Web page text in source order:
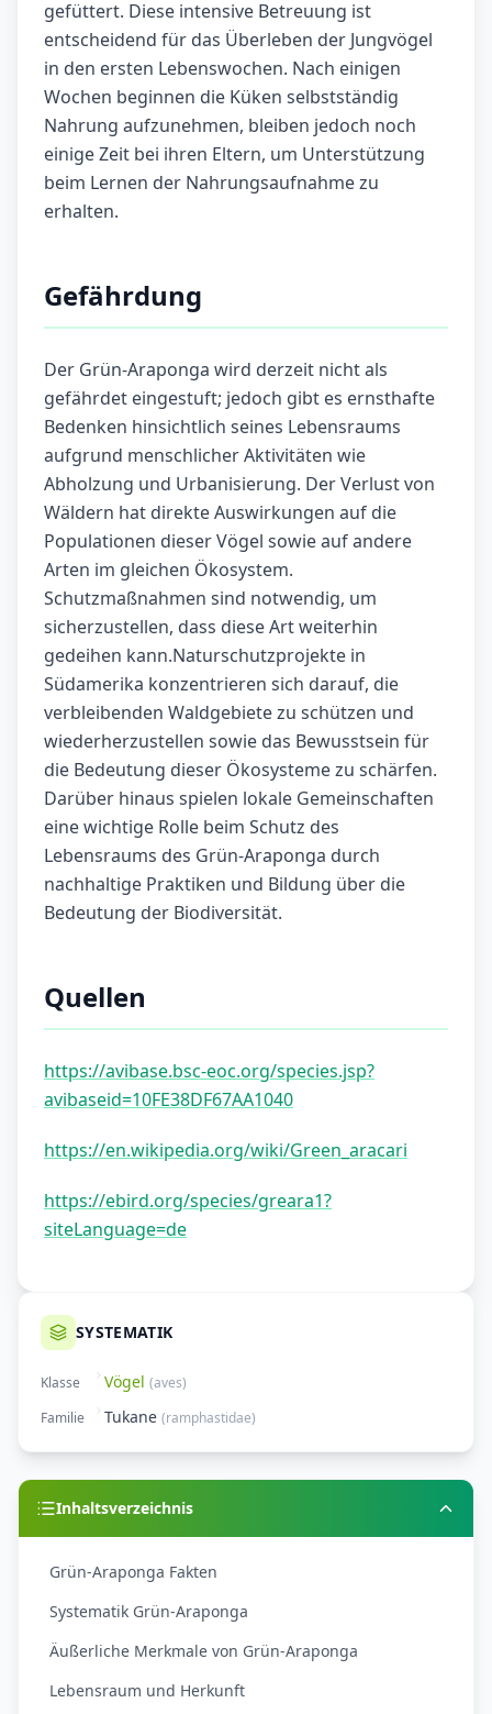
gefüttert. Diese intensive Betreuung ist
entscheidend für das Überleben der Jungvögel
in den ersten Lebenswochen. Nach einigen
Wochen beginnen die Küken selbstständig
Nahrung aufzunehmen, bleiben jedoch noch
einige Zeit bei ihren Eltern, um Unterstützung
beim Lernen der Nahrungsaufnahme zu
erhalten.
Gefährdung
Der Grün-Araponga wird derzeit nicht als
gefährdet eingestuft; jedoch gibt es ernsthafte
Bedenken hinsichtlich seines Lebensraums
aufgrund menschlicher Aktivitäten wie
Abholzung und Urbanisierung. Der Verlust von
Wäldern hat direkte Auswirkungen auf die
Populationen dieser Vögel sowie auf andere
Arten im gleichen Ökosystem.
Schutzmaßnahmen sind notwendig, um
sicherzustellen, dass diese Art weiterhin
gedeihen kann.Naturschutzprojekte in
Südamerika konzentrieren sich darauf, die
verbleibenden Waldgebiete zu schützen und
wiederherzustellen sowie das Bewusstsein für
die Bedeutung dieser Ökosysteme zu schärfen.
Darüber hinaus spielen lokale Gemeinschaften
eine wichtige Rolle beim Schutz des
Lebensraums des Grün-Araponga durch
nachhaltige Praktiken und Bildung über die
Bedeutung der Biodiversität.
Quellen
https://avibase.bsc-eoc.org/species.jsp?
avibaseid=10FE38DF67AA1040
https://en.wikipedia.org/wiki/Green_aracari
https://ebird.org/species/greara1?
siteLanguage=de
SYSTEMATIK
Klasse Vögel (aves)
Familie
Tukane (ramphastidae)
Inhaltsverzeichnis
Grün-Araponga Fakten
Systematik Grün-Araponga
Äußerliche Merkmale von Grün-Araponga
Lebensraum und Herkunft